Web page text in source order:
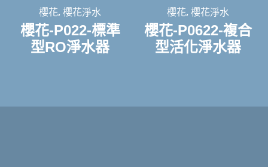
櫻花,櫻花淨水
櫻花-P022-標準
型RO淨水器
櫻花, 櫻花淨水
櫻花-P0622-複合
型活化淨水器